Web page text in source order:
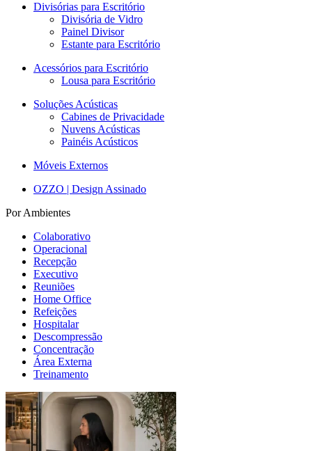
Divisórias para Escritório
Divisória de Vidro
Painel Divisor
Estante para Escritório
Acessórios para Escritório
Lousa para Escritório
Soluções Acústicas
Cabines de Privacidade
Nuvens Acústicas
Painéis Acústicos
Móveis Externos
OZZO | Design Assinado
Por Ambientes
Colaborativo
Operacional
Recepção
Executivo
Reuniões
Home Office
Refeições
Hospitalar
Descompressão
Concentração
Área Externa
Treinamento